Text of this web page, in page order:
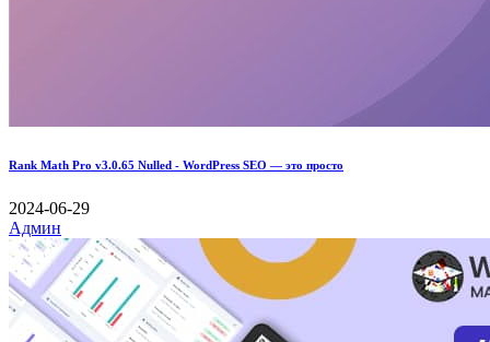
Rank Math Pro v3.0.65 Nulled - WordPress SEO — это просто
2024-06-29
Админ